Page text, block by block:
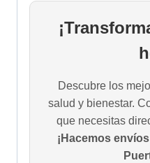
Descubre los
salud y bienestar.
que necesitas
¡Hacemos